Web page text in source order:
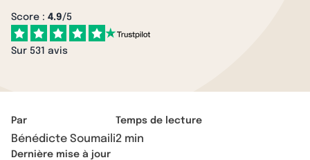
Score : 4.9/5
Sur 531 avis
Par
Bénédicte Soumaili
Temps de lecture
2 min
Dernière mise à jour